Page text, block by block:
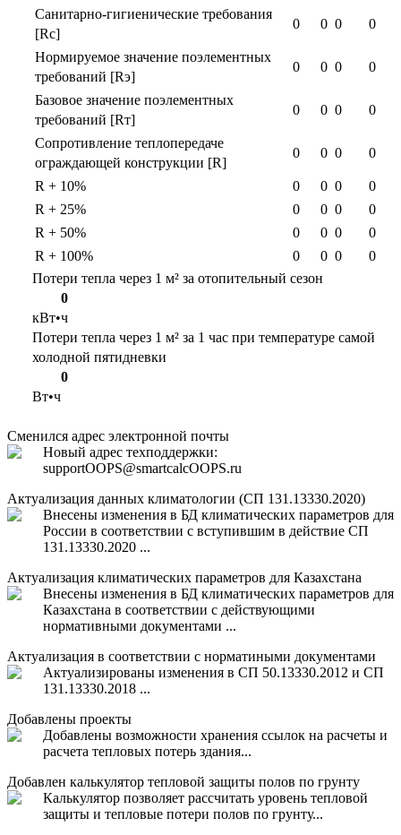
Санитарно-гигиенические требования
[Rс]
0 0 0 0
Нормируемое значение поэлементных
требований [Rэ]
0 0 0 0
Базовое значение поэлементных
требований [Rт]
0 0 0 0
Сопротивление теплопередаче
ограждающей конструкции [R]
0 0 0 0
R + 10% 0 0 0
0
R + 25%
0 0 0
0
R + 50%
0 0 0
0
R + 100%
0 0 0
0
Потери тепла через 1 м² за отопительный сезон
0
кВт•ч
Потери тепла через 1 м² за 1 час при температуре самой
холодной пятидневки
0
Вт•ч
Сменился адрес электронной почты
Новый адрес техподдержки:
supportOOPS@smartcalcOOPS.ru
Актуализация данных климатологии (СП 131.13330.2020)
Внесены изменения в БД климатических параметров для
России в соответствии с вступившим в действие СП
131.13330.2020 ...
Актуализация климатических параметров для Казахстана
Внесены изменения в БД климатических параметров для
Казахстана в соответствии с действующими
нормативными документами ...
Актуализация в соответствии с норматиными документами
Актуализированы изменения в СП 50.13330.2012 и СП
131.13330.2018 ...
Добавлены проекты
Добавлены возможности хранения ссылок на расчеты и
расчета тепловых потерь здания...
Добавлен калькулятор тепловой защиты полов по грунту
Калькулятор позволяет рассчитать уровень тепловой
защиты и тепловые потери полов по грунту...